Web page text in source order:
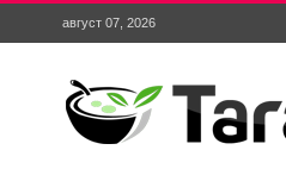
август 07, 2026